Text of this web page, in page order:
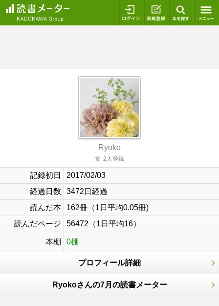
ログイン 新規登録
Ryoko
女 2人登録
記録初日
2017/02/03
経過日数
3472日経過
読んだ本
162冊（1日平均0.05冊)
読んだページ
56472（1日平均16）
本棚 0棚
プロフィール詳細
Ryokoさんの7月の読書メーター